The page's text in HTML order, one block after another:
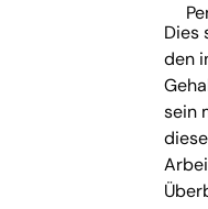
Dies
den
sein